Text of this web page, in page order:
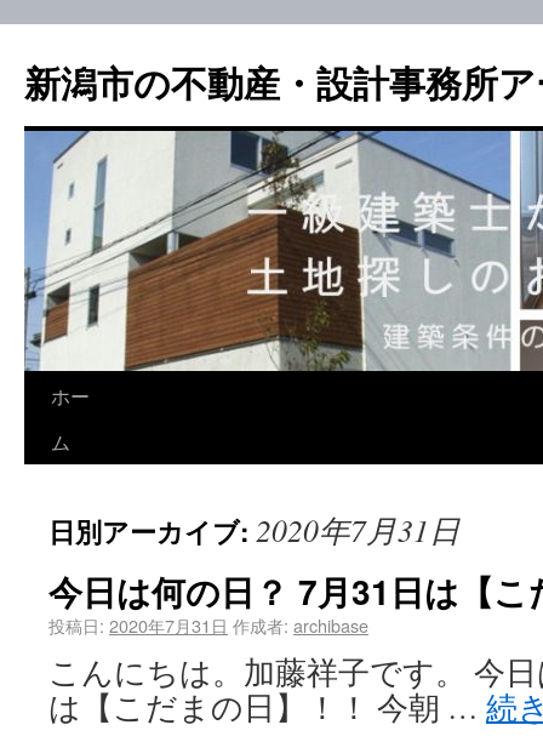
新潟市の不動産・設計事務所
ホー
ム
日別アーカイブ: 2020年7月31日
今日は何の日？ 7月31日は【
投稿日: 2020年7月31日 作成者: archibase
こんにちは。加藤祥子です。 今
は【こだまの日】！！ 今朝 … 続